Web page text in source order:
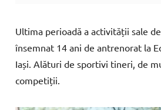
Ultima perioadă a activității sale
însemnat 14 ani de antrenorat la
Iași. Alături de sportivi tineri, de
competiții.